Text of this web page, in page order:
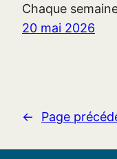
Chaque
20 mai 2026
← Page